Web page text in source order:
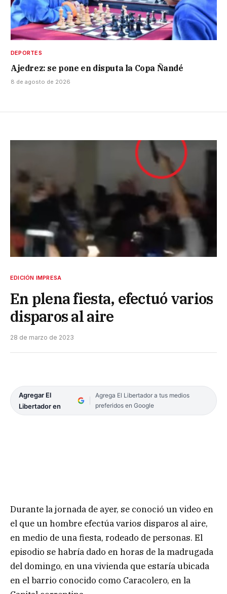
DEPORTES
Ajedrez: se pone en disputa la Copa Ñandé
8 de agosto de 2026
EDICIÓN IMPRESA
En plena fiesta, efectuó varios
disparos al aire
28 de marzo de 2023
Agregar El
Libertador en
Agrega El Libertador a tus medios
preferidos en Google
Durante la jornada de ayer, se conoció un video en
el que un hombre efectúa varios disparos al aire,
en medio de una fiesta, rodeado de personas. El
episodio se habría dado en horas de la madrugada
del domingo, en una vivienda que estaría ubicada
en el barrio conocido como Caracolero, en la